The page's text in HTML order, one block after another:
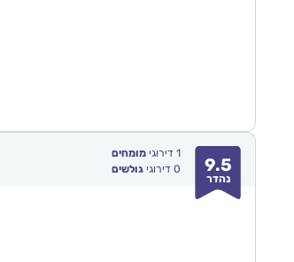
9.5
נהדר
1 דירוגימומחים
0 דירוגיגולשים